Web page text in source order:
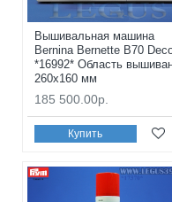
Вышивальная машина
Bernina Bernette B70
*16992* Область
260x160 мм
185 500.00р.
Купить